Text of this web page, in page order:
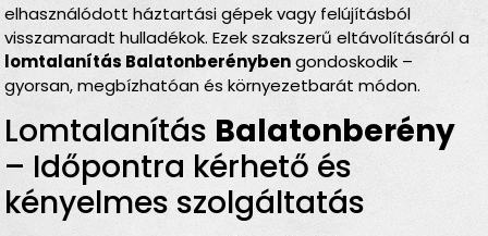
elhasználódott háztartási gépek vagy felújításból
visszamaradt hulladékok. Ezek szakszerű eltávolításáról a
lomtalanítás Balatonberénybengondoskodik –
gyorsan, megbízhatóan és környezetbarát módon.
Lomtalanítás Balatonberény
– Időpontra kérhető és
kényelmes szolgáltatás